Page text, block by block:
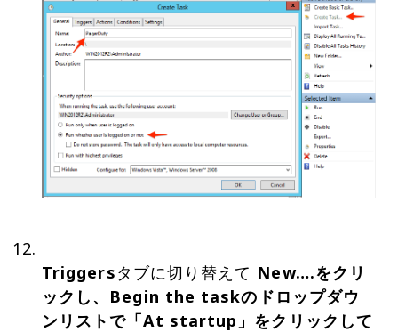
Triggersタブに切り替えて New….をクリ
ックし、 Begin the taskのドロップダウ
ンリストで「At startup」をクリックして